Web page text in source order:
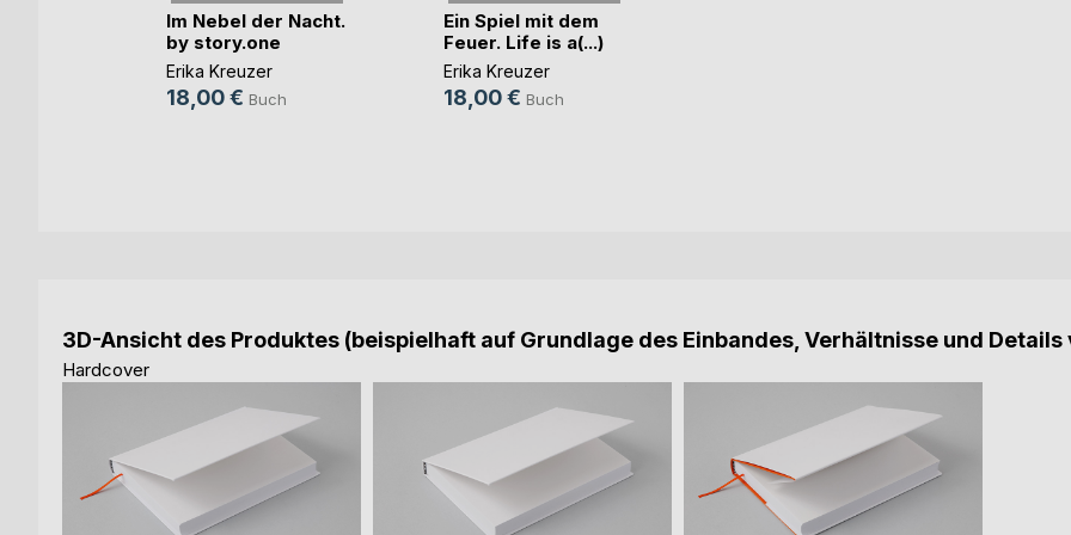
Im Nebel der Nacht.
by story.one
Erika Kreuzer
18,00 € Buch
Ein Spiel mit dem
Feuer. Life is a(...)
Erika Kreuzer
18,00 € Buch
3D-Ansicht des Produktes (beispielhaft auf Grundlage des Einbandes, Verhältnisse und
Hardcover